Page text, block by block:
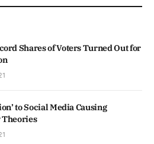
Shares of Voters Turned Out for
to Social Media Causing
Theories